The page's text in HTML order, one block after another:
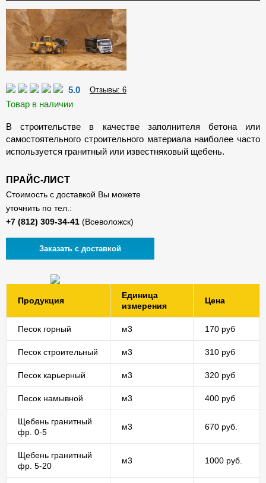
5.0 Отзывы: 6
Товар в наличии
В строительстве в качестве заполнителя бетона или
самостоятельного строительного материала наиболее часто
используется гранитный или известняковый щебень.
ПРАЙС-ЛИСТ
Стоимость с доставкой Вы можете
уточнить по тел.:
(Всеволожск)
Заказать с доставкой
Продукция
Единица
измерения
Цена
Песок горный м3 170 руб
Песок строительный м3 310 руб
Песок карьерный м3 320 руб
Песок намывной м3 400 руб
Щебень гранитный
фр. 0-5
м3 670 руб.
Щебень гранитный
фр. 5-20
м3 1000 руб.